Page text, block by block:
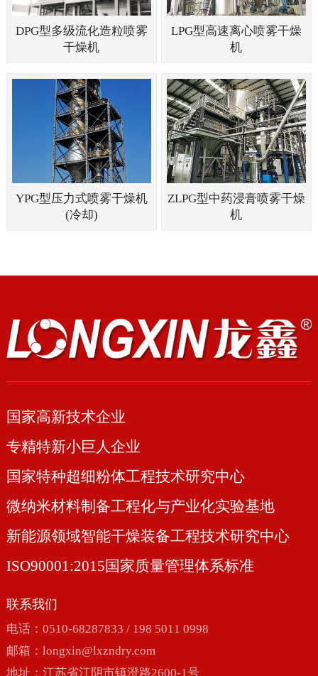
DPG型多级流化造粒喷雾
干燥机
LPG型高速离心喷雾干燥
机
YPG型压力式喷雾干燥机
(冷却)
ZLPG型中药浸膏喷雾干燥
机
国家高新技术企业
专精特新小巨人企业
国家特种超细粉体工程技术研究中心
微纳米材料制备工程化与产业化实验基地
新能源领域智能干燥装备工程技术研究中心
ISO90001:2015国家质量管理体系标准
联系我们
电话：0510-68287833 / 198 5011 0998
邮箱： longxin@lxzndry.com
地址：江苏省江阴市镇澄路2600-1号